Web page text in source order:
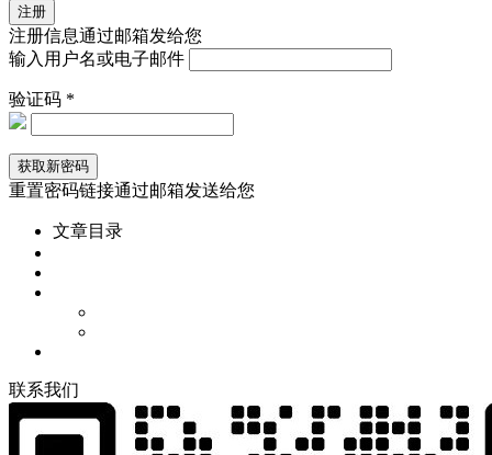
注册信息通过邮箱发给您
输入用户名或电子邮件
验证码 *
重置密码链接通过邮箱发送给您
文章目录
联系我们